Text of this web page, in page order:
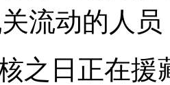
流动的人员
核之日正在